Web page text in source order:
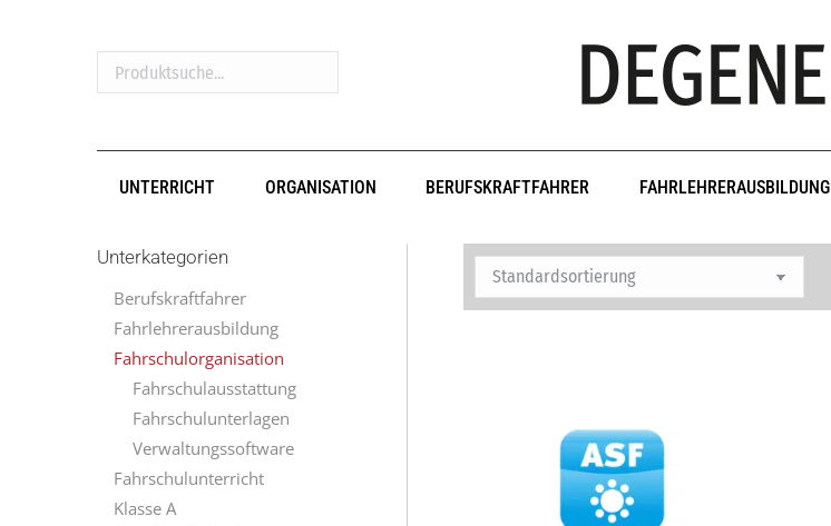
Produktsuche...
UNTERRICHT ORGANISATION BERUFSKRAFTFAHRER FAHRLEHRERAUSBILDUNG
Unterkategorien
Berufskraftfahrer
Fahrlehrerausbildung
Fahrschulorganisation
Fahrschulausstattung
Fahrschulunterlagen
Verwaltungssoftware
Fahrschulunterricht
Klasse A